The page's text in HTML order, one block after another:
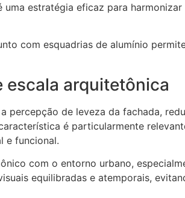
estratégia eficaz para
com esquadrias de alumínio
escala arquitetônica
percepção de leveza da fachada,
é particularmente
e funcional.
com o entorno urbano,
equilibradas e atemporais,